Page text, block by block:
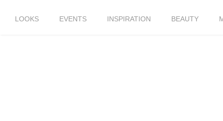
LOOKS EVENTS INSPIRATION BEAUTY